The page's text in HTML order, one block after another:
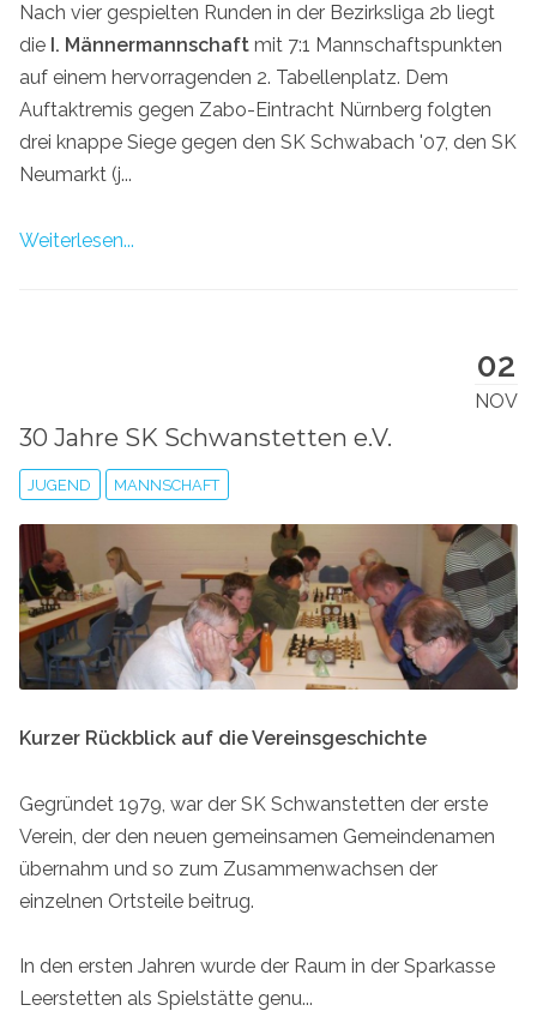
Nach vier gespielten Runden in der Bezirksliga 2b liegt
die I. Männermannschaft mit 7:1 Mannschaftspunkten
auf einem hervorragenden 2. Tabellenplatz. Dem
Auftaktremis gegen Zabo-Eintracht Nürnberg folgten
drei knappe Siege gegen den SK Schwabach '07, den SK
Neumarkt (j...
Weiterlesen...
02
NOV
30 Jahre SK Schwanstetten e.V.
JUGEND MANNSCHAFT
Kurzer Rückblick auf die Vereinsgeschichte
Gegründet 1979, war der SK Schwanstetten der erste
Verein, der den neuen gemeinsamen Gemeindenamen
übernahm und so zum Zusammenwachsen der
einzelnen Ortsteile beitrug.
In den ersten Jahren wurde der Raum in der Sparkasse
Leerstetten als Spielstätte genu...